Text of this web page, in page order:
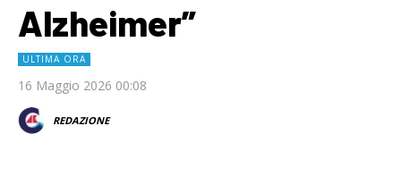
Alzheimer”
ULTIMA ORA
16 Maggio 2026 00:08
REDAZIONE